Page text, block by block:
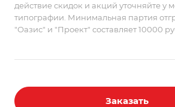
действие скидок и акций уточняйте у
типографии. Минимальная партия
"Оазис" и "Проект" составляет 10000
Заказать